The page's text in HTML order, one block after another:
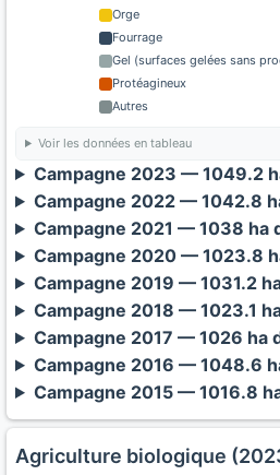
Orge
Fourrage
Gel (surfaces gelées sans
Protéagineux
Autres
Voir les données en tableau
Campagne 2023 — 1049.2
Campagne 2022 — 1042.8
Campagne 2021 — 1038 ha
Campagne 2020 — 1023.8
Campagne 2019 — 1031.2
Campagne 2018 — 1023.1
Campagne 2017 — 1026 ha
Campagne 2016 — 1048.6
Campagne 2015 — 1016.8
Agriculture biologique